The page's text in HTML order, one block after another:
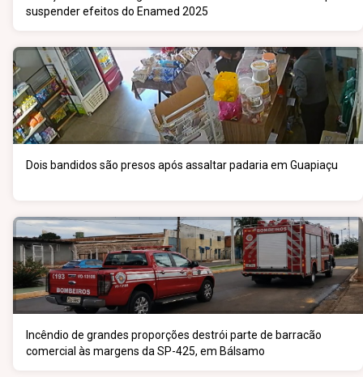
suspender efeitos do Enamed 2025
Dois bandidos são presos após assaltar padaria em Guapiaçu
Incêndio de grandes proporções destrói parte de barracão
comercial às margens da SP-425, em Bálsamo